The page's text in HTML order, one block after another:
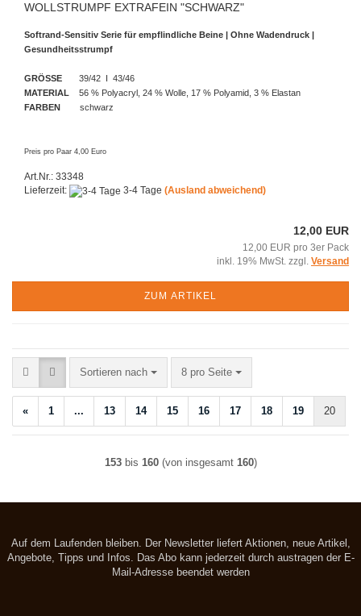
WOLLSTRUMPF EXTRAFEIN "SCHWARZ"
Softrand-Sensitiv Serie für empflindliche Beine | Ohne Wadendruck |
Gesundheitsstrumpf
GRÖSSE 39/42 I 43/46
MATERIAL 56 % Polyacryl, 24 % Wolle, 17 % Polyamid, 3 % Elastan
FARBEN
schwarz
Preis pro Paar 4,00 Euro
Art.Nr.: 33348
Lieferzeit:
3-4 Tage (Ausland abweichend)
12,00 EUR
12,00 EUR pro 3er Pack
inkl. 19% MwSt. zzgl. Versand
ZUM ARTIKEL
Sortieren nach
Sortieren nach 8 pro Seite
pro Seite
« 1 ... 13 14 15 16 17 18 19 20
153bis 160(von insgesamt 160)
Auf dem Laufenden bleiben. Der Newsletter liefert Aktionen, neue Artikel,
Angebote, Tipps und Infos. Das Abo kann jederzeit durch austragen der E-
Mail-Adresse beendet werden